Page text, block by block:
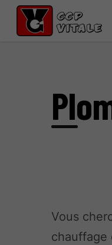
Vous
chauffage